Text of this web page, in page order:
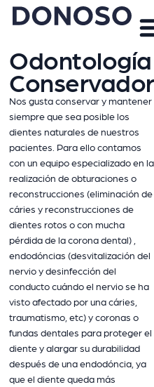
Odontología
Nos gusta conservar y mantener
siempre que sea posible los
dientes naturales de nuestros
pacientes. Para ello contamos
con un equipo especializado en la
realización de obturaciones o
reconstrucciones (eliminación de
cáries y reconstrucciones de
dientes rotos o con mucha
pérdida de la corona dental) ,
endodóncias (desvitalización del
nervio y desinfección del
conducto cuándo el nervio se ha
visto afectado por una cáries,
traumatismo, etc) y coronas o
fundas dentales para proteger el
diente y alargar su durabilidad
después de una endodóncia, ya
que el diente queda más